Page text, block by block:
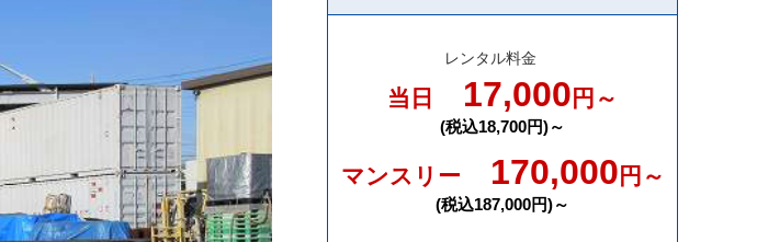
レンタル料金
当日 17,000 円～
(税込18,700円)～
マンスリー 170,000 円～
(税込187,000円)～